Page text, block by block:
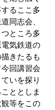
るここ多
同志会、
ところ多
気鉄道の
きたるも
回講習会
いを探り
ととしま
等をこの